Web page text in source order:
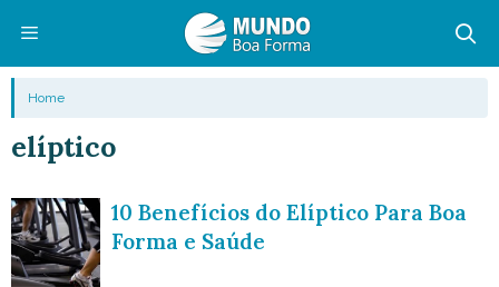
conteúdo
Menu
Home
elíptico
10 Benefícios do Elíptico Para Boa
Forma e Saúde